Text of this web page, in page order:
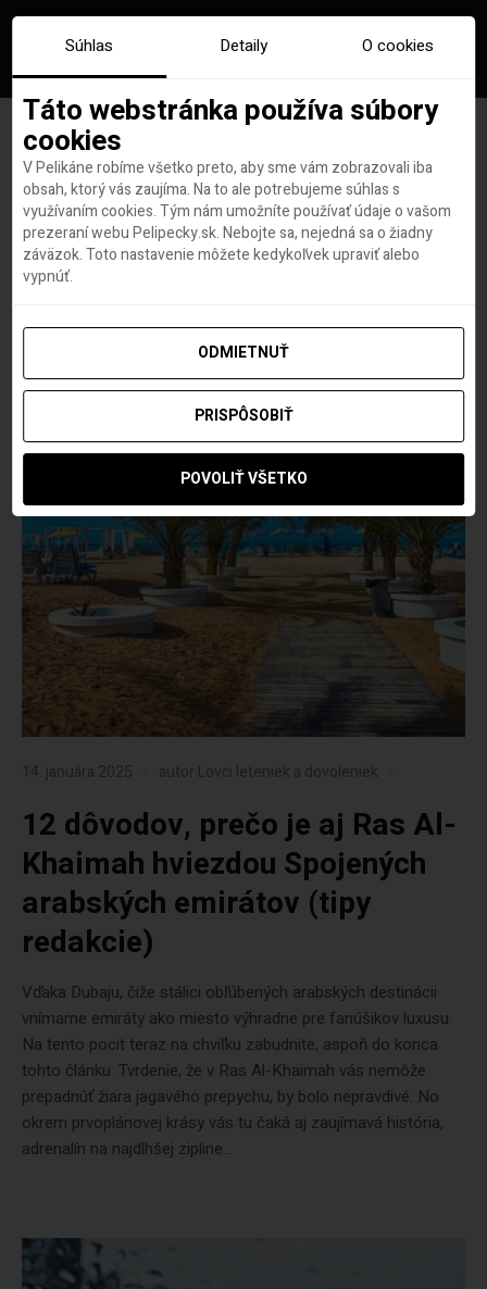
Značka:ras al kkhaimah
14. januára 2025 autor Lovci leteniek a dovoleniek
12 dôvodov, prečo je aj Ras Al-
Khaimah hviezdou Spojených
arabských emirátov (tipy
redakcie)
Vďaka Dubaju, čiže stálici obľúbených arabských destinácii
vnímame emiráty ako miesto výhradne pre fanúšikov luxusu.
Na tento pocit teraz na chvíľku zabudnite, aspoň do konca
tohto článku. Tvrdenie, že v Ras Al-Khaimah vás nemôže
prepadnúť žiara jagavého prepychu, by bolo nepravdivé. No
okrem prvoplánovej krásy vás tu čaká aj zaujímavá história,
adrenalín na najdlhšej zipline...
Súhlas Detaily O cookies
Táto webstránka používa súbory
cookies
V Pelikáne robíme všetko preto, aby sme vám zobrazovali iba
obsah, ktorý vás zaujíma. Na to ale potrebujeme súhlas s
využívaním cookies. Tým nám umožníte používať údaje o vašom
prezeraní webu Pelipecky.sk. Nebojte sa, nejedná sa o žiadny
záväzok. Toto nastavenie môžete kedykoľvek upraviť alebo
vypnúť.
ODMIETNUŤ
PRISPÔSOBIŤ
POVOLIŤ VŠETKO